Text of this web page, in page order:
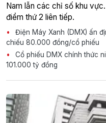
Nam lẫn các chỉ số khu
điểm thứ 2 liên tiếp.
Điện Máy Xanh (DMX) ấn
chiếu 80.000 đồng/cổ phiếu
Cổ phiếu DMX chính thức
101.000 tỷ đồng